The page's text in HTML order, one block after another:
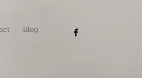
Blog